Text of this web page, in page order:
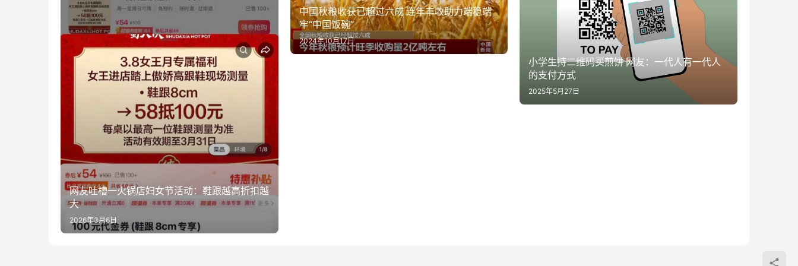
网友吐槽一火锅店妇女节活动：鞋跟越高折扣越
大
2026年3月6日
中国秋粮收获已超过六成 连年丰收助力端稳端
牢“中国饭碗”
2024年10月17日
小学生持二维码买煎饼 网友：一代人有一代人
的支付方式
2025年5月27日